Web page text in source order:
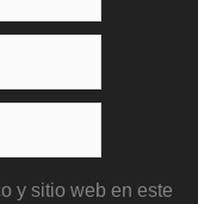
y sitio web en este